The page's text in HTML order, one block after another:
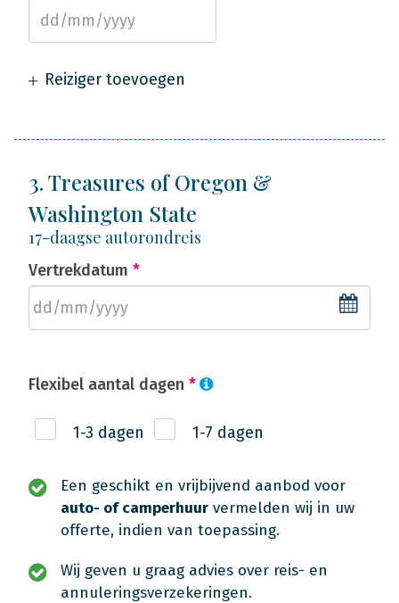
Reiziger toevoegen
3. Treasures of Oregon &
Washington State
17-daagse autorondreis
Vertrekdatum *
Flexibel aantal dagen *
1-3 dagen 1-7 dagen
Een geschikt en vrijbijvend aanbod voor
auto- of camperhuur vermelden wij in uw
offerte, indien van toepassing.
Wij geven u graag advies over reis- en
annuleringsverzekeringen.